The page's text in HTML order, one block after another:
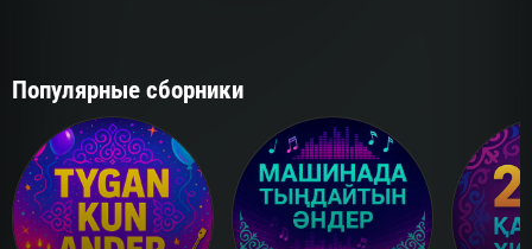
Популярные сборники